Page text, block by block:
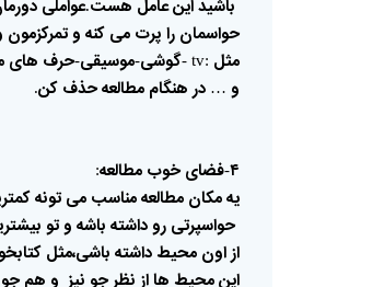
باشیداینعامل هست.عواملی
حواسمان را پرت می کنه وتمرکزمون
مثل :tv - گوشی-موسیقی-حرف های
و … در هنگام مطالعهحذف کن.
۴-فضای خوب مطالعه:
یهمکان مطالعهمناسب می تونه
حواسپرتی روداشته باشه وتو
ازاون محیطداشته باشی،مثل
اینمحیط هااز نظر جو نیز و هم جو